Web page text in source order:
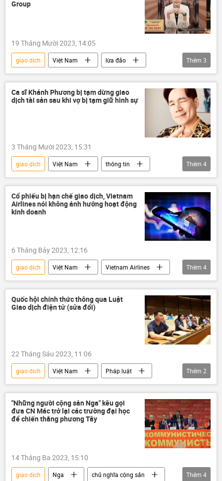
Group
19 Tháng Mười 2023, 14:05
giao dịch Việt Nam
lừa đảo
tài sản
bất động sản Pháp luật
Thêm 3
Ca sĩ Khánh Phương bị tạm dừng giao
dịch tài sản sau khi vợ bị tạm giữ hình sự
3 Tháng Mười 2023, 15:31
giao dịch Việt Nam
thông tin
Pháp luật
lừa đảo
đầu tư
chiếm đoạt
Thêm 4
Cổ phiếu bị hạn chế giao dịch, Vietnam
Airlines nói không ảnh hưởng hoạt động
kinh doanh
6 Tháng Bảy 2023, 12:16
giao dịch Việt Nam
Vietnam Airlines
thông tin
thị trường chứng khoán
sàn chứng khoán
chứng khoán
Thêm 4
Quốc hội chính thức thông qua Luật
Giao dịch điện tử (sửa đổi)
22 Tháng Sáu 2023, 11:06
giao dịch Việt Nam
Pháp luật
Quốc hội
thông tin
Thêm 2
"Những người cộng sản Nga" kêu gọi
đưa CN Mác trở lại các trường đại học
để chiến thắng phương Tây
14 Tháng Ba 2023, 15:10
giao dịch Nga
chủ nghĩa cộng sản
Thêm 4